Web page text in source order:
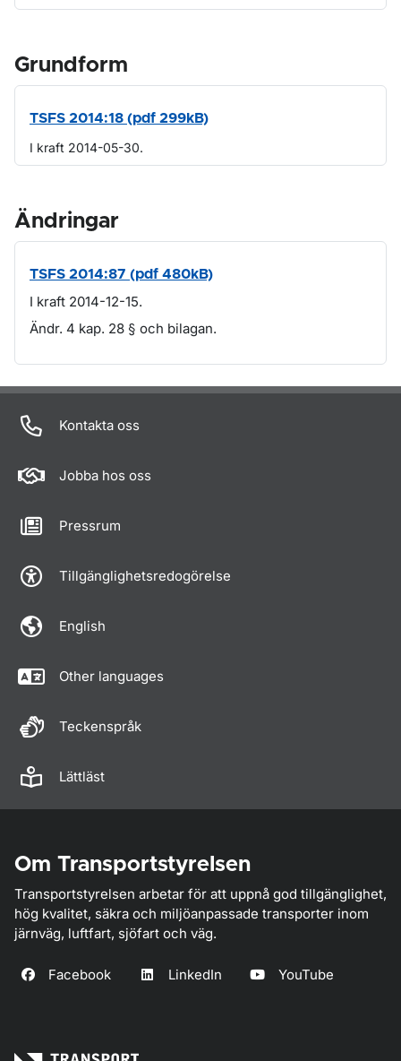
Grundform
TSFS 2014:18 (pdf 299kB)
I kraft 2014-05-30.
Ändringar
TSFS 2014:87 (pdf 480kB)
I kraft 2014-12-15.
Ändr. 4 kap. 28 § och bilagan.
Om sidan
Kontakta oss
Jobba hos oss
Pressrum
Tillgänglighetsredogörelse
English
Other languages
Teckenspråk
Lättläst
Om Transportstyrelsen
Transportstyrelsen arbetar för att uppnå god tillgänglighet,
hög kvalitet, säkra och miljöanpassade transporter inom
järnväg, luftfart, sjöfart och väg.
Facebook LinkedIn YouTube